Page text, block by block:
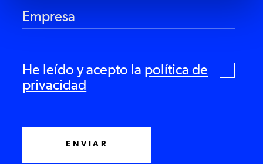
He leído y acepto la política de
privacidad